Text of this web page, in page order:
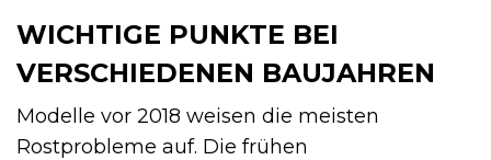
WICHTIGE PUNKTE BEI
VERSCHIEDENEN BAUJAHREN
Modelle vor 2018 weisen die meisten
Rostprobleme auf. Die frühen